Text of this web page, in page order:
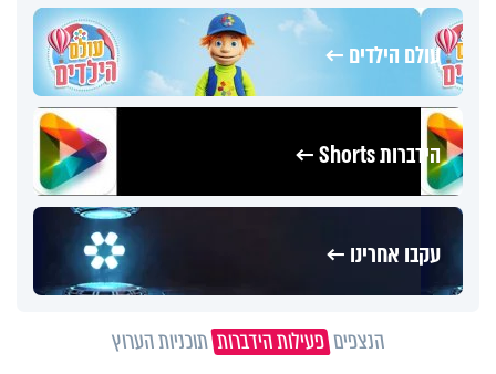
עולם הילדים ←
הידברות Shorts ←
עקבו אחרינו ←
הנצפים פעילות הידברות תוכניות הערוץ